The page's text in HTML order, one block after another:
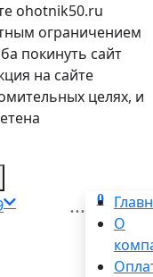
ohotnik50.ru
ограничением
покинуть сайт
на сайте
целях, и
0
...
О